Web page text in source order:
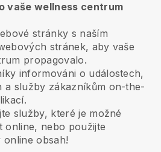
vaše wellness centrum
stránky s naším
stránek, aby vaše
propagovalo.
informováni o událostech,
a služby zákazníkům on-the-
služby, které je možné
online, nebo použijte
obsah!